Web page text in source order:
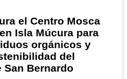
el Centro Mosca
Isla Múcura para
orgánicos y
del
Bernardo